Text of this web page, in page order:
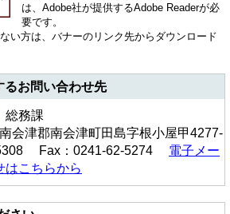
は、Adobe社が提供するAdobe Readerが必
要です。
い方は、バナーのリンク先からダウンロード
るお問い合わせ先
総務課
会津郡南会津町田島字根小屋甲4277-
Fax：0241-62-5274 電子メー
はこちらから